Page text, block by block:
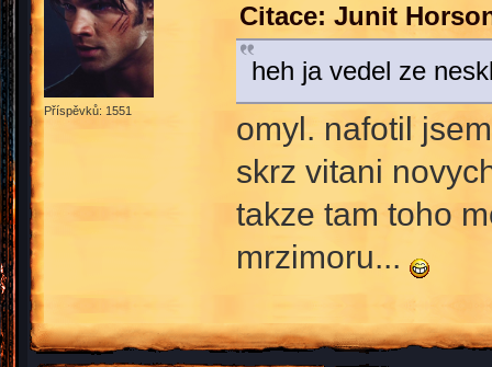
Příspěvků: 1551
Citace: Junit
heh ja vedel ze
omyl. nafotil
skrz vitani
takze tam toho
mrzimoru...